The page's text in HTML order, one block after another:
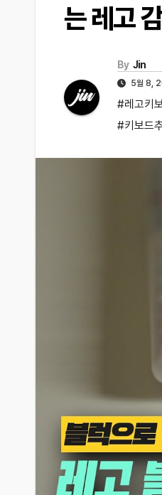
는 레고
By Jin
5월 8,
#레고키
#키보드